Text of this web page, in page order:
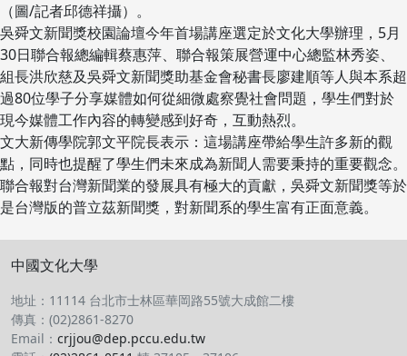
（圖/記者邱德祥攝）。
吳舜文新聞獎校園論壇今年首場講座選定於文化大學辦理，5月
30日聯合報總編輯蔡惠萍、聯合報策展營運中心總監林秀姿、
組長洪欣慈及吳舜文新聞獎助基金會秘書長廖建順等人與本系超
過80位學子分享媒體如何從細微處察覺社會問題，學生們對於
現今媒體工作內容的轉變感到好奇，互動熱烈。
文大新傳學院郭文平院長表示：這場講座帶給學生許多新的觀
點，同時也提醒了學生們未來成為新聞人需要秉持的重要觀念。
聯合報對台灣新聞業的發展具有極大的貢獻，吳舜文新聞獎等於
是台灣版的普立茲新聞獎，對新聞系的學生富有正面意義。
中國文化大學
地址：11114 台北市士林區華岡路55號大成館二樓
傳真：(02)2861-8270
Email： crjjou@dep.pccu.edu.tw